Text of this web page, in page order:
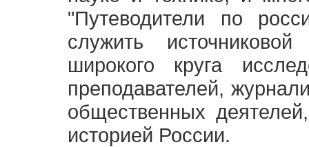
"Путеводители по
служить
широкого круга
преподавателей,
общественных
историей России.